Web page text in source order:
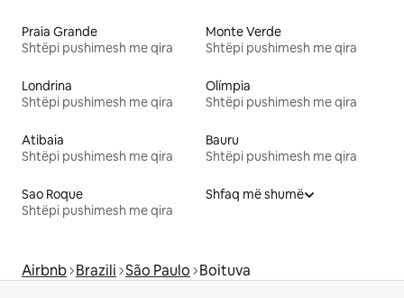
Praia Grande
Shtëpi pushimesh me qira
Monte Verde
Shtëpi pushimesh me qira
Londrina
Shtëpi pushimesh me qira
Olímpia
Shtëpi pushimesh me qira
Atibaia
Shtëpi pushimesh me qira
Bauru
Shtëpi pushimesh me qira
Sao Roque
Shtëpi pushimesh me qira
Shfaq më shumë
Airbnb Brazili São Paulo Boituva